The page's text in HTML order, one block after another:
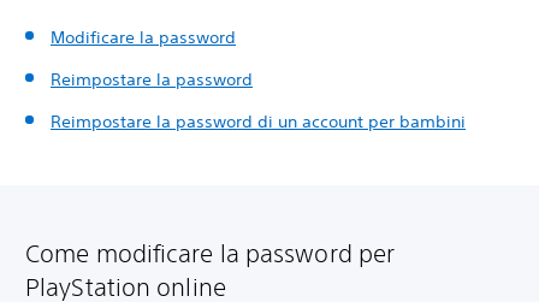
Modificare la password
Reimpostare la password
Reimpostare la password di un account per bambini
Come modificare la password per
PlayStation online